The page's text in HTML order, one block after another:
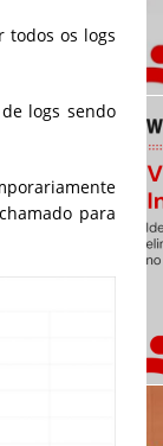
todos os logs
logs sendo
para